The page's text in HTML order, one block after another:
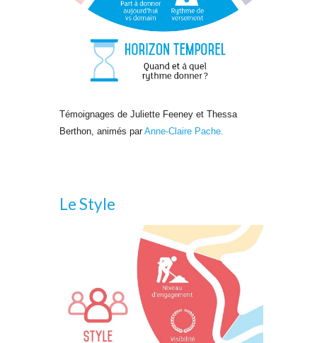
Témoignages de Juliette Feeney et Thessa
Berthon, animés parAnne-Claire Pache.
Le Style